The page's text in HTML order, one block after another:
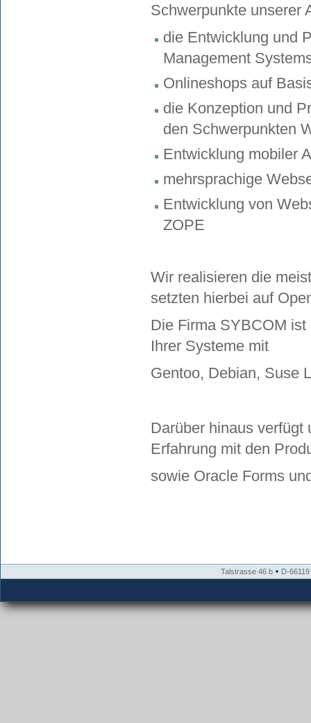
Schwerpunkte unserer
die Entwicklung und
Management
Onlineshops auf
die Konzeption und
den Schwerpunkten
Entwicklung mobiler
mehrsprachige
Entwicklung von
ZOPE
Wir realisieren die
setzten hierbei auf
Die Firma SYBCOM
Ihrer Systeme mit
Gentoo, Debian, Suse
Darüber hinaus verfügt
Erfahrung mit den
sowie Oracle Forms
Talstrasse 46 b D-